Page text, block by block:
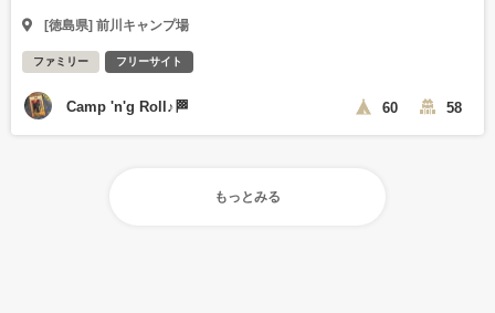
[徳島県] 前川キャンプ場
ファミリー フリーサイト
Camp 'n'g Roll♪🏁 60 58
もっとみる